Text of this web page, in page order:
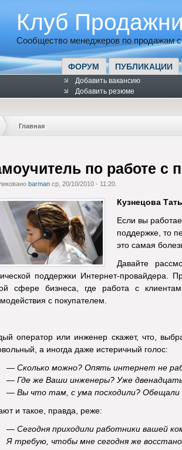
Клуб
Сообщество менеджеров по продажам с
ФОРУМ ПУБЛИКАЦИИ
Добавить вакансию
Добавить резюме
Главная
по работе с
barmanср, 20/10/2010 - 11:20.
Кузнецова
Если вы
поддержке, то
это самая
Давайте
поддержки Интернет-
сфере бизнеса, где работа с
с покупателем.
оператор или инженер скажет, что,
а иногда даже истеричный голос:
— Сколько можно? Опять интернет не
— Где же Ваши инженеры? Уже
— Вы что там, с ума посходили? Обещали
и такое, правда, реже:
— Сегодня приходили работники вашей
Я требую, чтобы мне сегодня же